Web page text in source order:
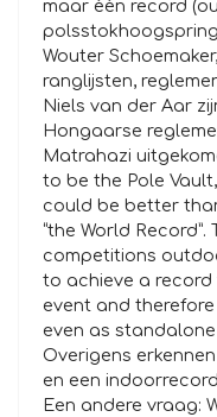
maar één record
Wouter
ranglijsten,
Niels van der Aar
Hongaarse
Matrahazi
to be the Pole
could be better
“the World
competitions
to achieve a record
event and
even as standalone
Overigens
en een
Een andere vraag: